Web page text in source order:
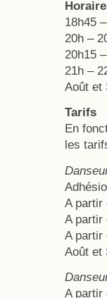
18h45
20h –
20h15
21h –
Août et
Tarifs
En
les
A partir
A partir
A partir
Août et
A partir